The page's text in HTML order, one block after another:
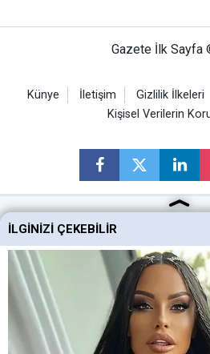
Gazete İlk Sayfa
Künye İletişim Gizlilik İlkeleri
Kişisel Verilerin
Ankara Haberleri
Keçiören Haberleri
Altındağ Haberleri
Sincan Haberleri
Mamak Haberleri
İLGINIZI ÇEKEBILIR